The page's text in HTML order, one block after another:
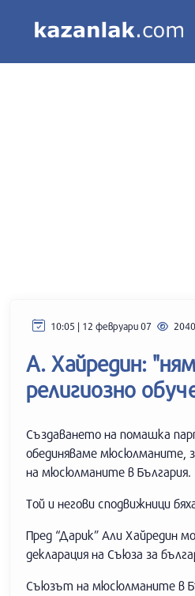
10:05 | 12 февруари 07 2040
А. Хайредин:
религиозно
Създаването на помашка
обединяваме мюсюлманите,
на мюсюлманите в България.
Той и негови сподвижници
Пред “Дарик” Али Хайредин
декларация на Съюза за
Съюзът на мюсюлманите в